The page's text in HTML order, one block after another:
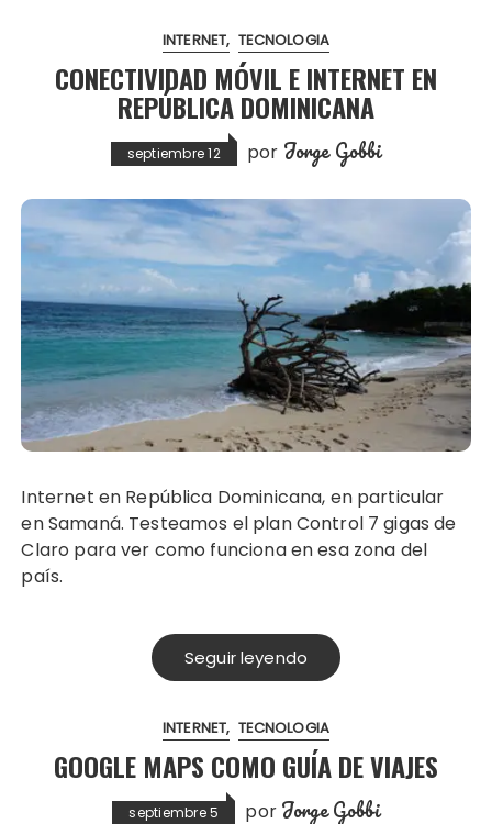
INTERNET TECNOLOGIA
CONECTIVIDAD MÓVIL E INTERNET EN
REPÚBLICA DOMINICANA
septiembre 12 por Jorge Gobbi
Internet en República Dominicana, en particular
en Samaná. Testeamos el plan Control 7 gigas de
Claro para ver como funciona en esa zona del
país.
Seguir leyendo
INTERNET TECNOLOGIA
GOOGLE MAPS COMO GUÍA DE VIAJES
septiembre 5 por Jorge Gobbi